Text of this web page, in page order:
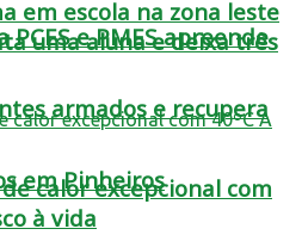
PCES e PMES apreende
armados e recupera
em Pinheiros
em escola na zona leste
uma aluna e deixa três
calor excepcional com
à vida